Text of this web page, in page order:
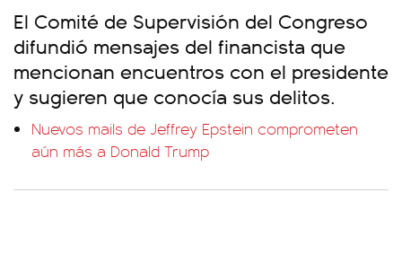
El Comité de Supervisión del Congreso
difundió mensajes del financista que
mencionan encuentros con el presidente
y sugieren que conocía sus delitos.
Nuevos mails de Jeffrey Epstein comprometen
aún más a Donald Trump